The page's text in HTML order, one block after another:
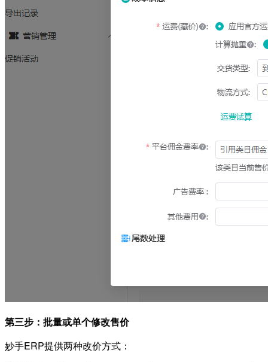
第三步：批量或单个修改售价
妙手ERP提供两种改价方式：